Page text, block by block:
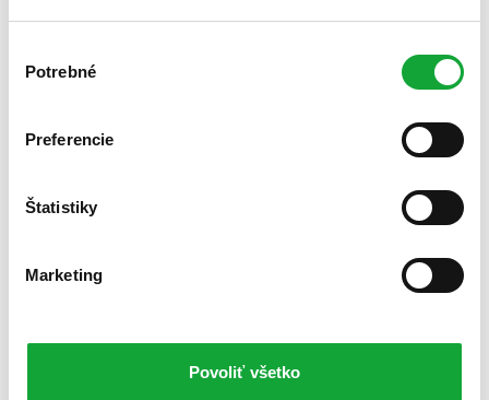
súhlasu
Potrebné
Preferencie
Štatistiky
Marketing
Povoliť všetko